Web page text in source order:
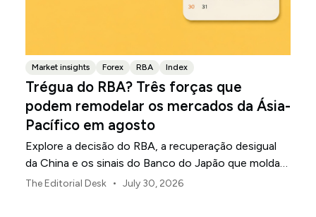
Market insights Forex RBA Index
Trégua do RBA? Três forças que
podem remodelar os mercados da Ásia-
Pacífico em agosto
Explore a decisão do RBA, a recuperação desigual
da China e os sinais do Banco do Japão que moldam
os mercados, as moedas e o risco regional da Ásia-
The Editorial Desk • July 30, 2026